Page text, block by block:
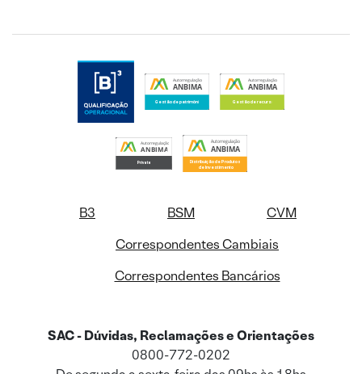
B3 BSM
CVM
Correspondentes Cambiais
Correspondentes Bancários
SAC - Dúvidas, Reclamações e Orientações
0800-772-0202